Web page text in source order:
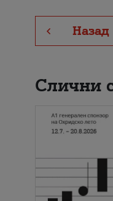
Назад
Слични